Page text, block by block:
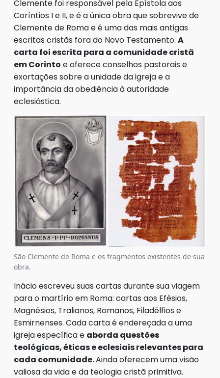
Clemente foi responsável pela Epístola aos
Coríntios I e II, e é a única obra que sobrevive de
Clemente de Roma e é uma das mais antigas
escritas cristãs fora do Novo Testamento. A
carta foi escrita para a comunidade cristã
em Corinto e oferece conselhos pastorais e
exortações sobre a unidade da igreja e a
importância da obediência à autoridade
eclesiástica.
São Clemente de Roma e os fragmentos existentes de sua
obra.
Inácio escreveu suas cartas durante sua viagem
para o martírio em Roma: cartas aos Efésios,
Magnésios, Tralianos, Romanos, Filadélfios e
Esmirnenses. Cada carta é endereçada a uma
igreja específica e aborda questões
teológicas, éticas e eclesiais relevantes para
cada comunidade.Ainda oferecem uma visão
valiosa da vida e da teologia cristã primitiva.